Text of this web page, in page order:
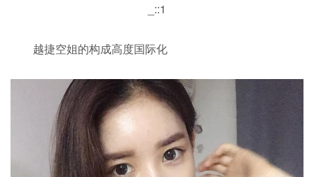
_::1
越捷空姐的构成高度国际化